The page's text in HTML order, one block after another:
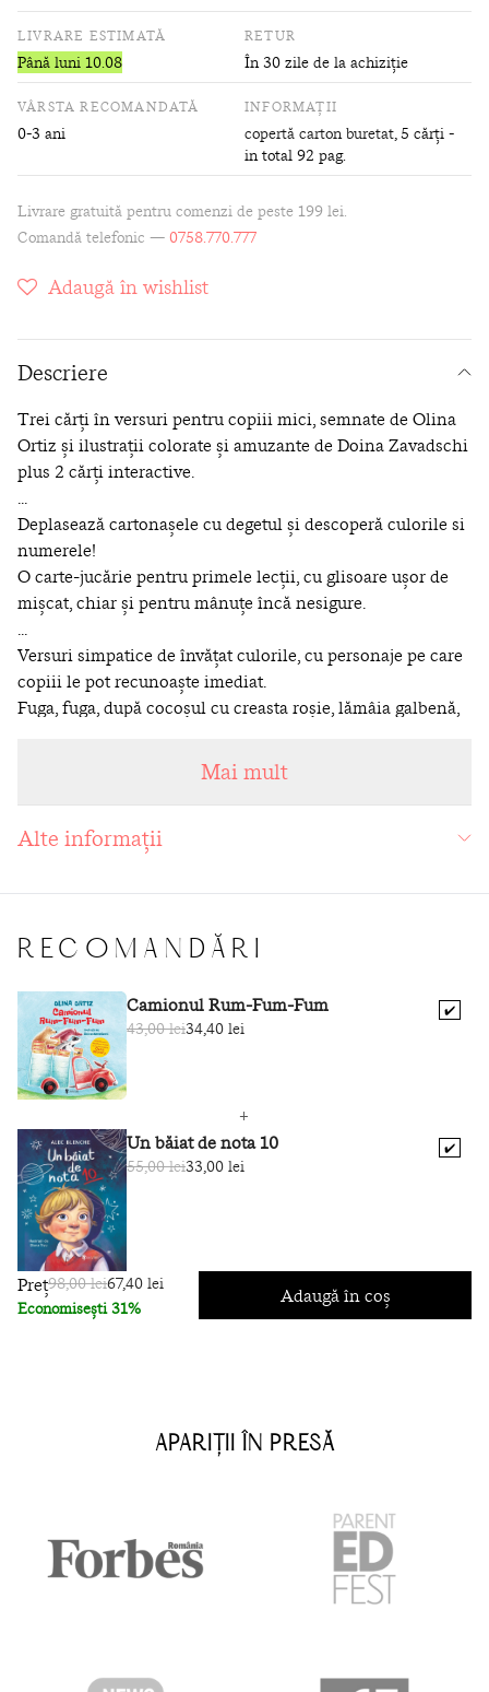
LIVRARE ESTIMATĂ
Până luni 10.08
RETUR
În 30 zile de la achiziție
VÂRSTA RECOMANDATĂ
0-3 ani
INFORMAȚII
copertă carton buretat, 5 cărți -
in total 92 pag.
Livrare gratuită pentru comenzi de peste 199 lei.
Comandă telefonic — 0758.770.777
Adaugă în wishlist
Descriere
Trei cărți în versuri pentru copiii mici, semnate de Olina
Ortiz și ilustrații colorate și amuzante de Doina Zavadschi
plus 2 cărți interactive.
...
Deplasează cartonașele cu degetul și descoperă culorile si
numerele!
O carte-jucărie pentru primele lecții, cu glisoare ușor de
mișcat, chiar și pentru mânuțe încă nesigure.
...
Versuri simpatice de învățat culorile, cu personaje pe care
copiii le pot recunoaște imediat.
Fuga, fuga, după cocoșul cu creasta roșie, lămâia galbenă,
Este ziua ariciului Ilie. Primește un cadou foarte misterios.
O cutie pătrată, în cutie o căsuță cu acoperiș ca un
triunghi, în căsuță un ghem rotund… şi tot aşa, multe
Joacă, rime, cântecele, exerciții și activități, numai bune
...
unde-i moale, cald și bine.
Mai mult
Alte informații
RECOMANDĂRI
✔️
Camionul Rum-Fum-Fum
43,00 lei34,40 lei
✔️
Un băiat de nota 10
55,00 lei33,00 lei
Preț98,00 lei67,40 lei
Economisești 31%
Adaugă în coș
APARIȚII ÎN PRESĂ